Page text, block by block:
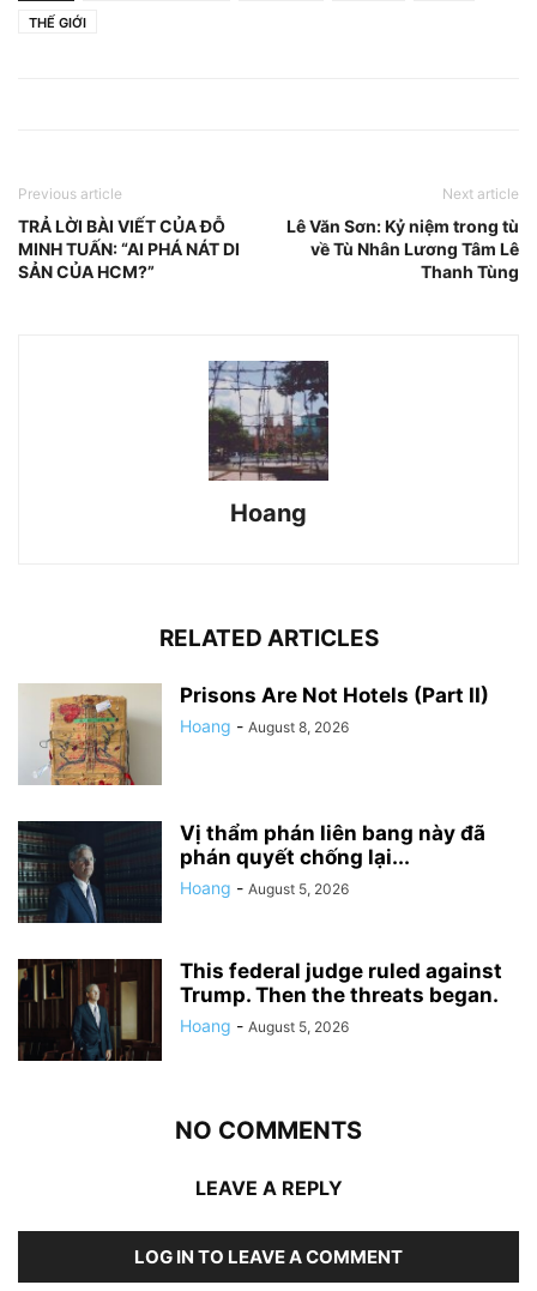
THẾ GIỚI
Previous article
TRẢ LỜI BÀI VIẾT CỦA ĐỖ
MINH TUẤN: “AI PHÁ NÁT DI
SẢN CỦA HCM?”
Next article
Lê Văn Sơn: Kỷ niệm trong tù
về Tù Nhân Lương Tâm Lê
Thanh Tùng
Hoang
RELATED ARTICLES
Prisons Are Not Hotels (Part II)
Hoang - August 8, 2026
Vị thẩm phán liên bang này đã
phán quyết chống lại...
Hoang - August 5, 2026
This federal judge ruled against
Trump. Then the threats began.
Hoang - August 5, 2026
NO COMMENTS
LEAVE A REPLY
LOG IN TO LEAVE A COMMENT